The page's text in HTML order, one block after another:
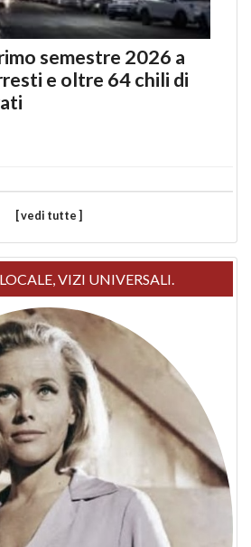
semestre 2026 a
e oltre 64 chili di
[ vedi tutte ]
VIZI UNIVERSALI.